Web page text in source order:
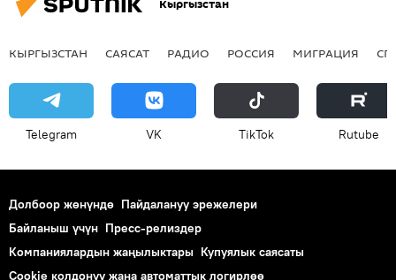
Кыргызстан
КЫРГЫЗСТАН САЯСАТ РАДИО РОССИЯ МИГРАЦИЯ
Telegram VK ТikТоk Rutube
Долбоор жөнүндө Пайдалануу эрежелери
Байланыш үчүн Пресс-релиздер
Компаниялардын жаңылыктары Купуялык саясаты
Cookie колдонуу жана автоматтык логирлөө